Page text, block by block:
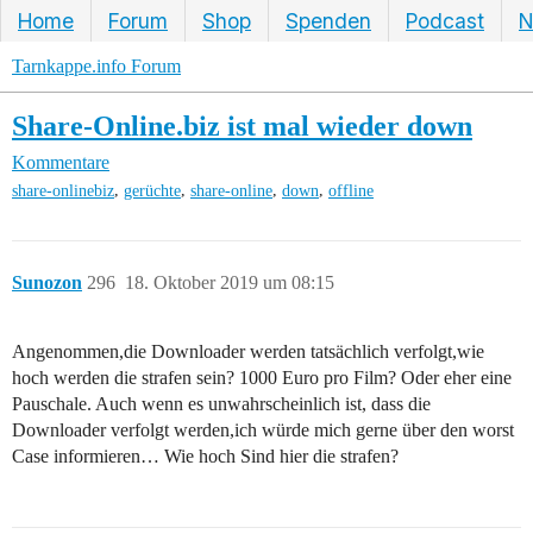
Home Forum Shop Spenden Podcast
Tarnkappe.info Forum
Share-Online.biz ist mal wieder down
Kommentare
share-onlinebiz, gerüchte, share-online, down, offline
Sunozon 18. Oktober 2019 um 08:15
296
Angenommen,die Downloader werden tatsächlich verfolgt,wie
hoch werden die strafen sein? 1000 Euro pro Film? Oder eher eine
Pauschale. Auch wenn es unwahrscheinlich ist, dass die
Downloader verfolgt werden,ich würde mich gerne über den worst
Case informieren… Wie hoch Sind hier die strafen?